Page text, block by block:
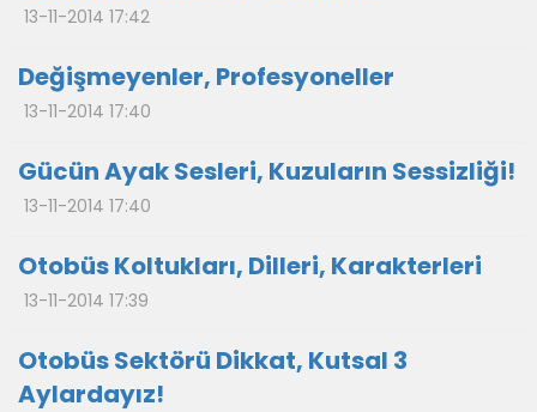
13-11-2014 17:42
Değişmeyenler, Profesyoneller
13-11-2014 17:40
Gücün Ayak Sesleri, Kuzuların Sessizliği!
13-11-2014 17:40
Otobüs Koltukları, Dilleri, Karakterleri
13-11-2014 17:39
Otobüs Sektörü Dikkat, Kutsal 3
Aylardayız!